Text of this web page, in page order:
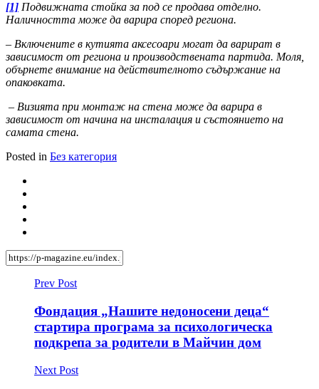
[1] Подвижната стойка за под се продава отделно.
Наличността може да варира според региона.
– Включените в кутията аксесоари могат да варират в
зависимост от региона и производствената партида. Моля,
обърнете внимание на действителното съдържание на
опаковката.
– Визията при монтаж на стена може да варира в
зависимост от начина на инсталация и състоянието на
самата стена.
Posted in Без категория
Prev Post
Фондация „Нашите недоносени деца“
стартира програма за психологическа
подкрепа за родители в Майчин дом
Next Post